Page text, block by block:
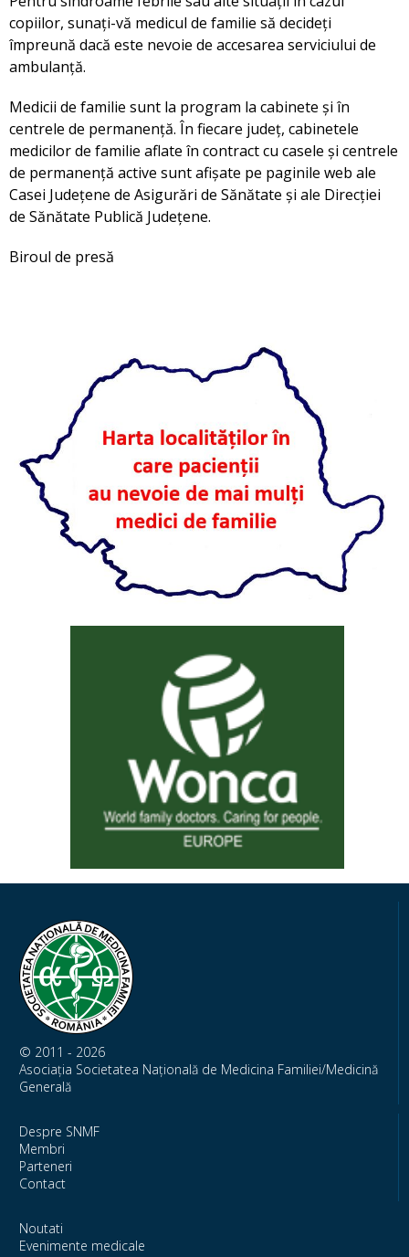
copiilor, sunați-vă medicul de familie să decideți
împreună dacă este nevoie de accesarea serviciului de
ambulanță.
Medicii de familie sunt la program la cabinete și în
centrele de permanență. În fiecare județ, cabinetele
medicilor de familie aflate în contract cu casele și centrele
de permanență active sunt afișate pe paginile web ale
Casei Județene de Asigurări de Sănătate și ale Direcției
de Sănătate Publică Județene.
Biroul de presă
© 2011 - 2026
Asociația Societatea Națională de Medicina Familiei/Medicină
Generală
Despre SNMF
Membri
Parteneri
Contact
Noutati
Evenimente medicale